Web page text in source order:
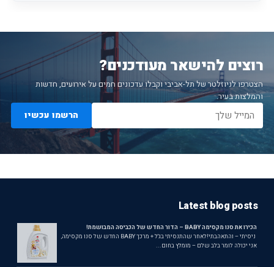
רוצים להישאר מעודכנים?
הצטרפו לניוזלטר של תל-אביבי וקבלו עדכונים חמים על אירועים, חדשות
והמלצות בעיר.
הרשמו עכשיו
Latest blog posts
הכירו את סנו מקסימה BABY – הדור החדש של הכביסה המבושמת!
ניסיתי – והתאהבתי!לאחר שהתנסיתי בג'ל + מרכך BABY החדש של סנו מקסימה,
אני יכולה לומר בלב שלם – מומלץ בחום...